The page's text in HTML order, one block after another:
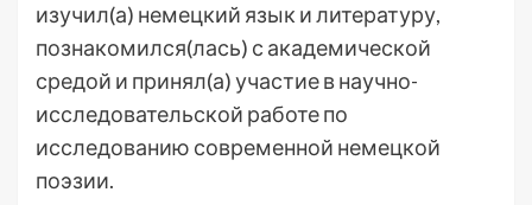
изучил(а) немецкий язык и литературу,
познакомился(лась) с академической
средой и принял(а) участие в научно-
исследовательской работе по
исследованию современной немецкой
поэзии.